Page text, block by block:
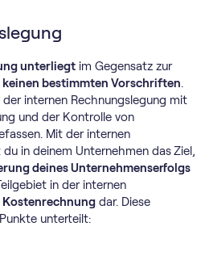
unterliegt im Gegensatz zur
keinen bestimmten Vorschriften.
internen Rechnungslegung mit
und der Kontrolle von
Mit der internen
in deinem Unternehmen dasZiel,
deines Unternehmenserfolgs
in der internen
Kostenrechnung dar. Diese
unterteilt: